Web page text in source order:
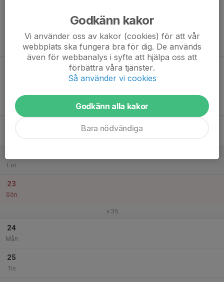
Tor
Lör
23
Sön
v.35
24
Mån
25
Tis
Godkänn kakor
Vi använder oss av kakor (cookies) för att vår
webbplats ska fungera bra för dig. De används
även för webbanalys i syfte att hjälpa oss att
förbättra våra tjänster.
Så använder vi cookies
Godkänn alla kakor
Bara nödvändiga